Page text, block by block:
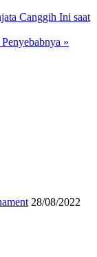
Canggih Ini saat
»
28/08/2022